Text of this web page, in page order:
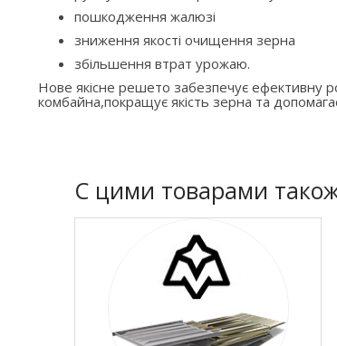
пошкодження жалюзі
зниження якості очищення зерна
збільшення втрат урожаю.
Нове якісне решето забезпечує ефективну
комбайна,покращує якість зерна та
C цими товарами